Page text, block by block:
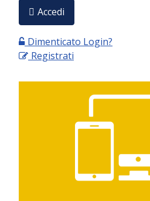
Accedi
Dimenticato Login?
Registrati